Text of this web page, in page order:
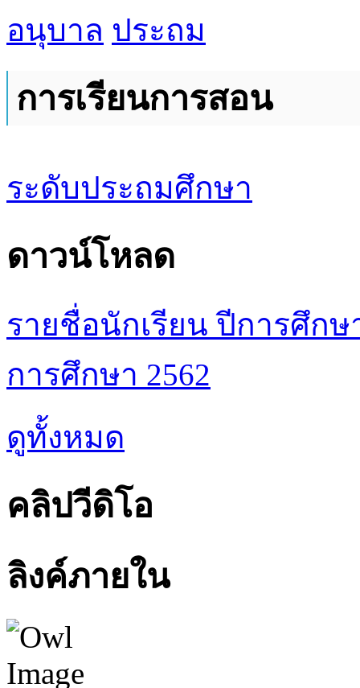
อนุบาล ประถม
การเรียนการสอน
ระดับประถมศึกษา
ดาวน์โหลด
รายชื่อนักเรียน ปีการศึกษ
การศึกษา 2562
ดูทั้งหมด
คลิปวีดิโอ
ลิงค์ภายใน